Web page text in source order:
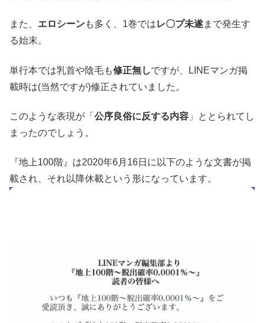
また、 エロシーンも多く、1巻ではレ〇プ未遂まで発生す
る始末。
単行本では乳首や陰毛も修正無しですが、LINEマンガ掲
載時は(当然ですが)修正されていました。
このような表現が「 公序良俗に反する内容 」ととられてし
まったのでしょう。
『地上100階』は2020年6月16日に以下のような文書が掲
載され、それ以降休載という形になっています。